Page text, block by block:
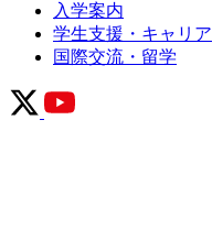
入学案内
学生支援・キャリア
国際交流・留学